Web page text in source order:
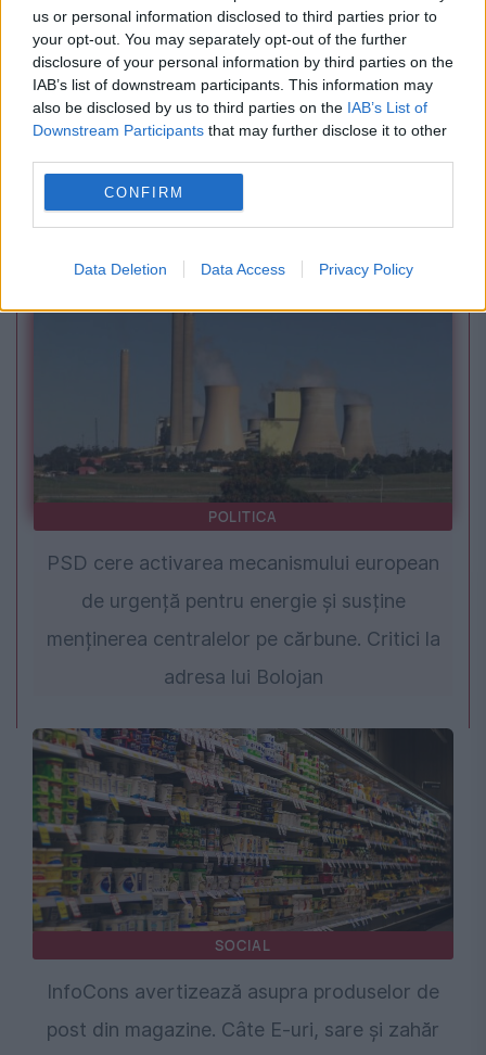
us or personal information disclosed to third parties prior to
your opt-out. You may separately opt-out of the further
disclosure of your personal information by third parties on the
IAB’s list of downstream participants. This information may
also be disclosed by us to third parties on the IAB’s List of
Downstream Participants that may further disclose it to other
CONFIRM
Data Deletion Data Access Privacy Policy
SOCIAL
Sute de amenzi după controale în magazine și
POLITICA
PSD cere activarea mecanismului european
de urgență pentru energie și susține
menținerea centralelor pe cărbune. Critici la
adresa lui Bolojan
SOCIAL
InfoCons avertizează asupra produselor de
post din magazine. Câte E-uri, sare și zahăr